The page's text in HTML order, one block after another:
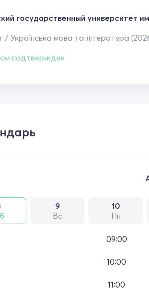
государственный университет
/ Українська мова та література
подтвержден
9
Вс
10
Пн
09:00
10:00
11:00